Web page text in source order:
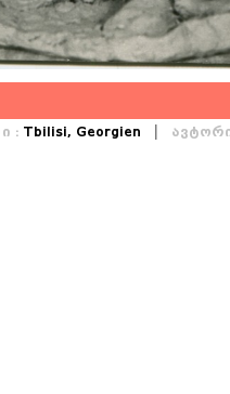
: Tbilisi, Georgien |